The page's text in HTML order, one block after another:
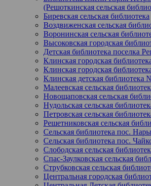
(Решоткинская сельская
Биревская сельская библиотека
Воздвиженская сельская
Воронинская сельская
Высоковская городская
Детская библиотека поселка
Клинская городская
Клинская городская
Клинская детская библиотека
Малеевская сельская
Новощаповская сельская
Нудольская сельская
Петровская сельская
Решетниковская сельская
Сельская библиотека пос.
Сельская библиотека пос.
Слободская сельская
Спас-Заулковская сельская
Струбковская сельская
Центральная городская